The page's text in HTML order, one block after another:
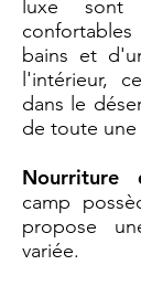
luxe
bains et
l'intérieur,
dans le
de toute une
Nourriture
camp
propose
variée.